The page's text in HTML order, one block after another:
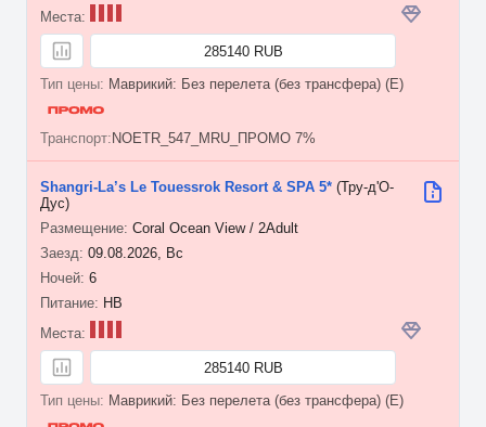
285140 RUB
Маврикий: Без перелета (без трансфера) (E)
NOETR_547_MRU_ПРОМО 7%
09.08.2026, Вс
6
Shangri-La’s Le Touessrok Resort & SPA 5* (Тру-д'О-
Дус)
Coral Ocean View / 2Adult
HB
285140 RUB
Маврикий: Без перелета (без трансфера) (E)